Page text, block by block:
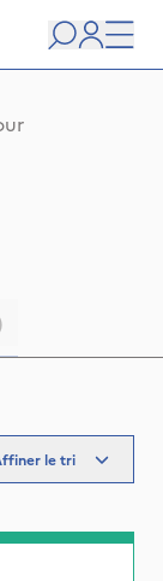
user
le tri